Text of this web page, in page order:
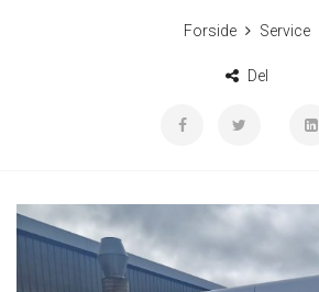
Forside Service
Del